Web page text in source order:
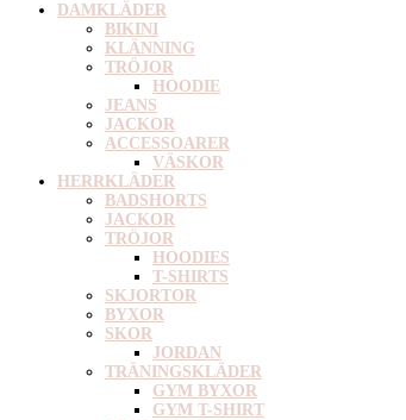
DAMKLÄDER
BIKINI
KLÄNNING
TRÖJOR
HOODIE
JEANS
JACKOR
ACCESSOARER
VÄSKOR
HERRKLÄDER
BADSHORTS
JACKOR
TRÖJOR
HOODIES
T-SHIRTS
SKJORTOR
BYXOR
SKOR
JORDAN
TRÄNINGSKLÄDER
GYM BYXOR
GYM T-SHIRT